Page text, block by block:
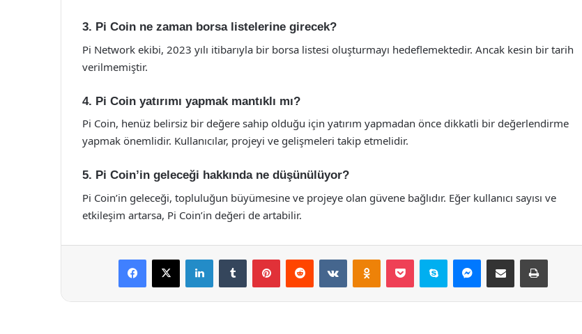
3. Pi Coin ne zaman borsa listelerine girecek?
Pi Network ekibi, 2023 yılı itibarıyla bir borsa listesi oluşturmayı hedeflemektedir. Ancak kesin bir tarih
verilmemiştir.
4. Pi Coin yatırımı yapmak mantıklı mı?
Pi Coin, henüz belirsiz bir değere sahip olduğu için yatırım yapmadan önce dikkatli bir değerlendirme
yapmak önemlidir. Kullanıcılar, projeyi ve gelişmeleri takip etmelidir.
5. Pi Coin’in geleceği hakkında ne düşünülüyor?
Pi Coin’in geleceği, topluluğun büyümesine ve projeye olan güvene bağlıdır. Eğer kullanıcı sayısı ve
etkileşim artarsa, Pi Coin’in değeri de artabilir.
Facebook
X LinkedInTumblr PinterestReddit VKontakteOdnoklassniki
Pocket Skype Messenger
E-Posta ile paylaş Yazdır